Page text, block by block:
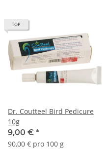
TOP
Dr. Coutteel Bird Pedicure
10g
9,00 € *
90,00 € pro 100 g